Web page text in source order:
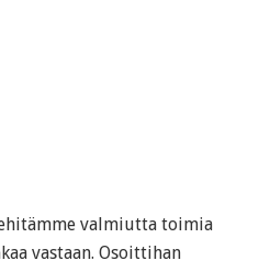
valmiutta toimia
vastaan. Osoittihan